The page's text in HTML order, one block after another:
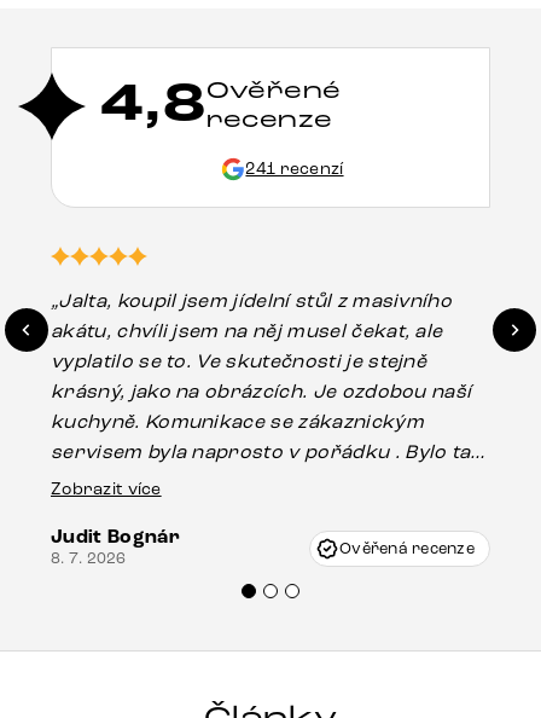
4,8Ověřené
recenze
241 recenzí
„Jalta, koupil jsem jídelní stůl z masivního
akátu, chvíli jsem na něj musel čekat, ale
vyplatilo se to. Ve skutečnosti je stejně
krásný, jako na obrázcích. Je ozdobou naší
kuchyně. Komunikace se zákaznickým
servisem byla naprosto v pořádku . Bylo tam
drobné poškození u nohy stolu, které mohlo
Vincze mi velmi korektně vyšli vstříc.
Doporučuji produkty Delife všem.“
Zobrazit více
Judit Bognár
8. 7. 2026 Ověřená recenze